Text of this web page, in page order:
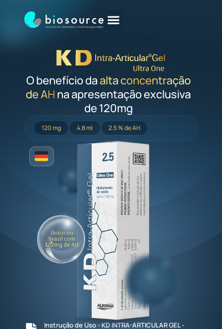
O benefício da alta concentração
de AH na apresentação exclusiva
de 120mg
120 mg 4.8 ml 2.5 % de AH
Instrução de Uso - KD INTRA-ARTICULAR GEL -